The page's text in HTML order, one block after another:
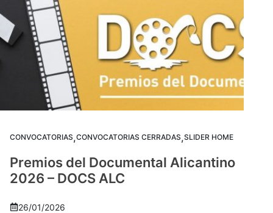
CONVOCATORIAS,CONVOCATORIAS CERRADAS,SLIDER HOME
Premios del Documental Alicantino
2026 – DOCS ALC
26/01/2026